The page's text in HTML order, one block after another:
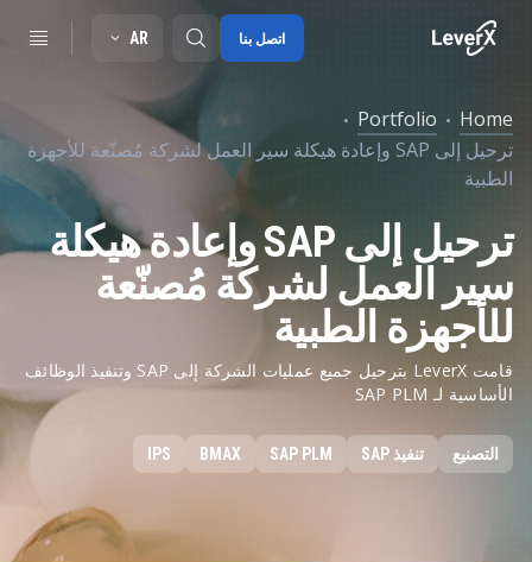
SAP S/4HANA migration
SAP Ariba
Digitals supply chain
AR اتصل بنا
Home
Portfolio
ترحيل إلى SAP وإعادة هيكلة سير العمل لشركة مُصنّعة للأجهزة
الطبية
ترحيل إلى SAP وإعادة هيكلة
سير العمل لشركة مُصنّعة
للأجهزة الطبية
قامت LeverX بترحيل جميع عمليات الشركة إلى SAP وتنفيذ الوظائف
الأساسية لـ SAP PLM
التصنيع تنفيذ SAP SAP PLM
BMAX
IPS